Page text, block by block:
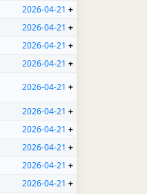
2026-04-21 +
2026-04-21 +
2026-04-21 +
2026-04-21 +
2026-04-21 +
2026-04-21 +
2026-04-21 +
2026-04-21 +
2026-04-21 +
2026-04-21 +